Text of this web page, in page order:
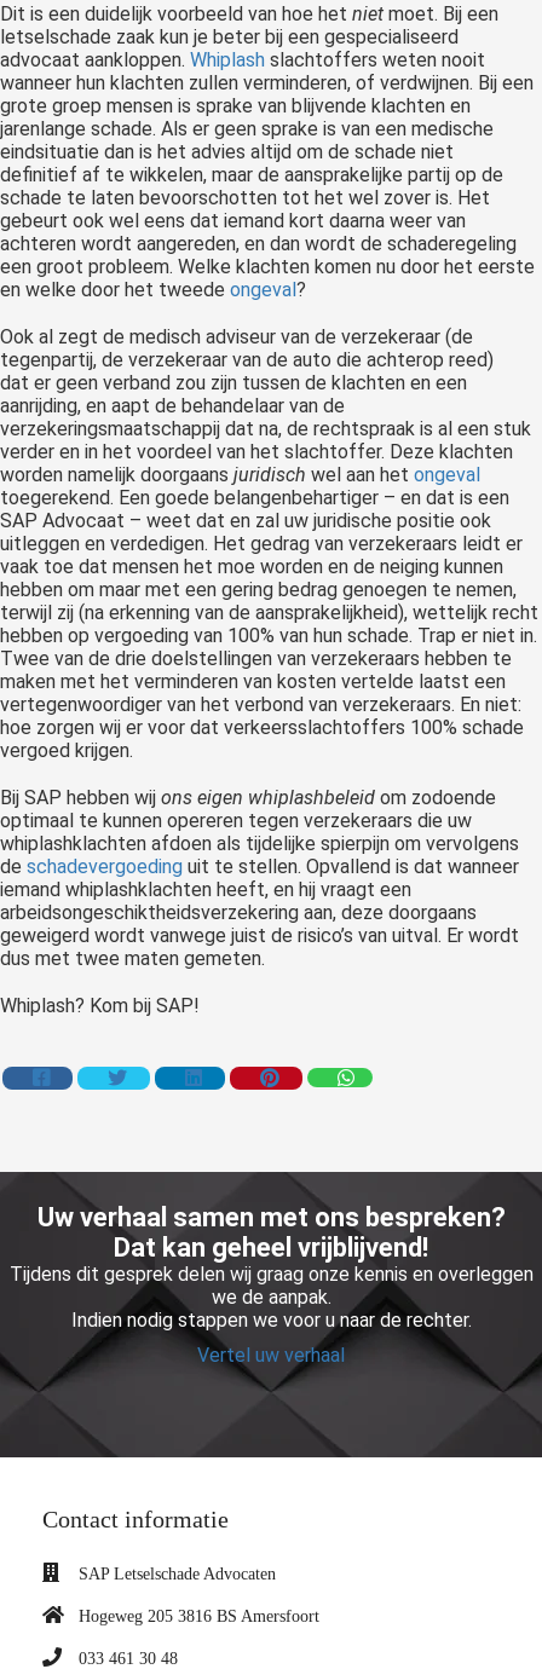
Dit is een duidelijk voorbeeld van hoe het niet moet. Bij een
letselschade zaak kun je beter bij een gespecialiseerd
advocaat aankloppen. Whiplash slachtoffers weten nooit
wanneer hun klachten zullen verminderen, of verdwijnen. Bij een
grote groep mensen is sprake van blijvende klachten en
jarenlange schade. Als er geen sprake is van een medische
eindsituatie dan is het advies altijd om de schade niet
definitief af te wikkelen, maar de aansprakelijke partij op de
schade te laten bevoorschotten tot het wel zover is. Het
gebeurt ook wel eens dat iemand kort daarna weer van
achteren wordt aangereden, en dan wordt de schaderegeling
een groot probleem. Welke klachten komen nu door het eerste
en welke door het tweede ongeval?
Ook al zegt de medisch adviseur van de verzekeraar (de
tegenpartij, de verzekeraar van de auto die achterop reed)
dat er geen verband zou zijn tussen de klachten en een
aanrijding, en aapt de behandelaar van de
verzekeringsmaatschappij dat na, de rechtspraak is al een stuk
verder en in het voordeel van het slachtoffer. Deze klachten
worden namelijk doorgaans juridisch wel aan het ongeval
toegerekend. Een goede belangenbehartiger – en dat is een
SAP Advocaat – weet dat en zal uw juridische positie ook
uitleggen en verdedigen. Het gedrag van verzekeraars leidt er
vaak toe dat mensen het moe worden en de neiging kunnen
hebben om maar met een gering bedrag genoegen te nemen,
terwijl zij (na erkenning van de aansprakelijkheid), wettelijk recht
hebben op vergoeding van 100% van hun schade. Trap er niet in.
Twee van de drie doelstellingen van verzekeraars hebben te
maken met het verminderen van kosten vertelde laatst een
vertegenwoordiger van het verbond van verzekeraars. En niet:
hoe zorgen wij er voor dat verkeersslachtoffers 100% schade
vergoed krijgen.
Bij SAP hebben wij ons eigen whiplashbeleid om zodoende
optimaal te kunnen opereren tegen verzekeraars die uw
whiplashklachten afdoen als tijdelijke spierpijn om vervolgens
de schadevergoeding uit te stellen. Opvallend is dat wanneer
iemand whiplashklachten heeft, en hij vraagt een
arbeidsongeschiktheidsverzekering aan, deze doorgaans
geweigerd wordt vanwege juist de risico’s van uitval. Er wordt
dus met twee maten gemeten.
Whiplash? Kom bij SAP!
Uw verhaal samen met ons bespreken?
Dat kan geheel vrijblijvend!
Tijdens dit gesprek delen wij graag onze kennis en overleggen
we de aanpak.
Indien nodig stappen we voor u naar de rechter.
Vertel uw verhaal
Contact informatie
SAP Letselschade Advocaten
Hogeweg 205 3816 BS Amersfoort
033 461 30 48